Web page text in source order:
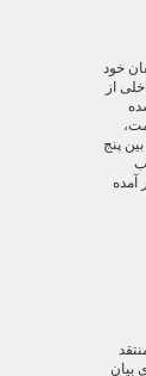
خود
از
پنج
‌آمده
بيان